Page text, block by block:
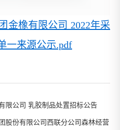
金橡有限公司 2022年采
一来源公示.pdf
限公司 乳胶制品处置招标公告
股份有限公司西联分公司森林经营